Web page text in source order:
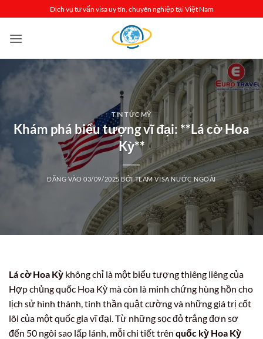
qua
nội
Dịch vụ tư vấn visa uy tín, chuyên nghiệp tại Việt Nam
TIN TỨC MỸ
Khám phá biểu tượng vĩ đại: **Lá cờ Hoa
Kỳ**
ĐĂNG VÀO03/09/2025 BỞITEAM VISA NƯỚC NGOÀI
Lá cờ Hoa Kỳ không chỉ là một biểu tượng thiêng liêng của
Hợp chủng quốc Hoa Kỳ mà còn là minh chứng hùng hồn cho
lịch sử hình thành, tinh thần quật cường và những giá trị cốt
lõi của một quốc gia vĩ đại. Từ những sọc đỏ trắng đơn sơ
đến 50 ngôi sao lấp lánh, mỗi chi tiết trên quốc kỳ Hoa Kỳ